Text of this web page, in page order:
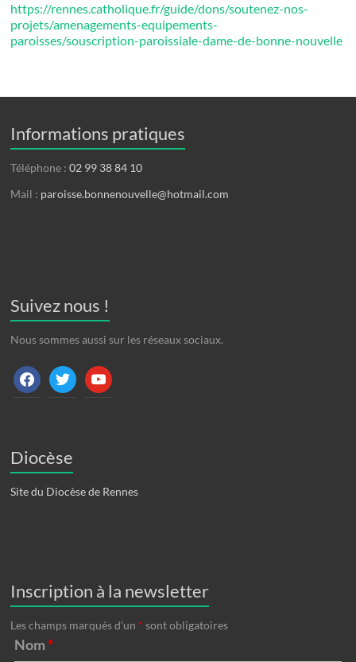
https://rennes.catholique.fr/guide/dons/soutenez-nos-
projets/amenagements-equipements-
paroisses/souscription-paroissiale-dame-de-bonne-nouvelle
Informations pratiques
Téléphone :02 99 38 84 10
Mail : paroisse.bonnenouvelle@hotmail.com
Suivez nous !
Nous sommes aussi sur les réseaux sociaux.
facebooktwitter youtube
Diocèse
Site du Diocèse de Rennes
Inscription à la newsletter
Les champs marqués d’un * sont obligatoires
Nom *